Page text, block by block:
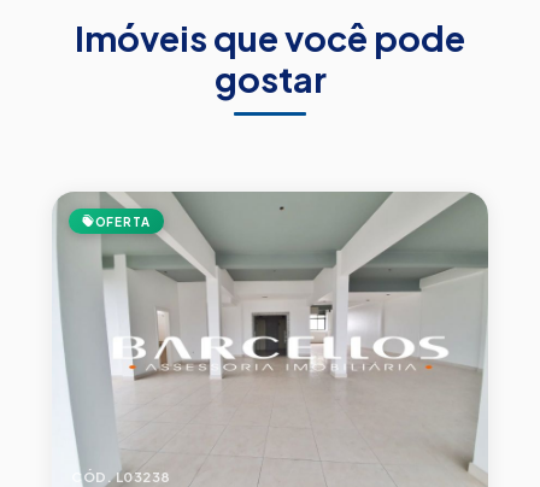
Imóveis que você pode
gostar
OFERTA
CÓD. L03238